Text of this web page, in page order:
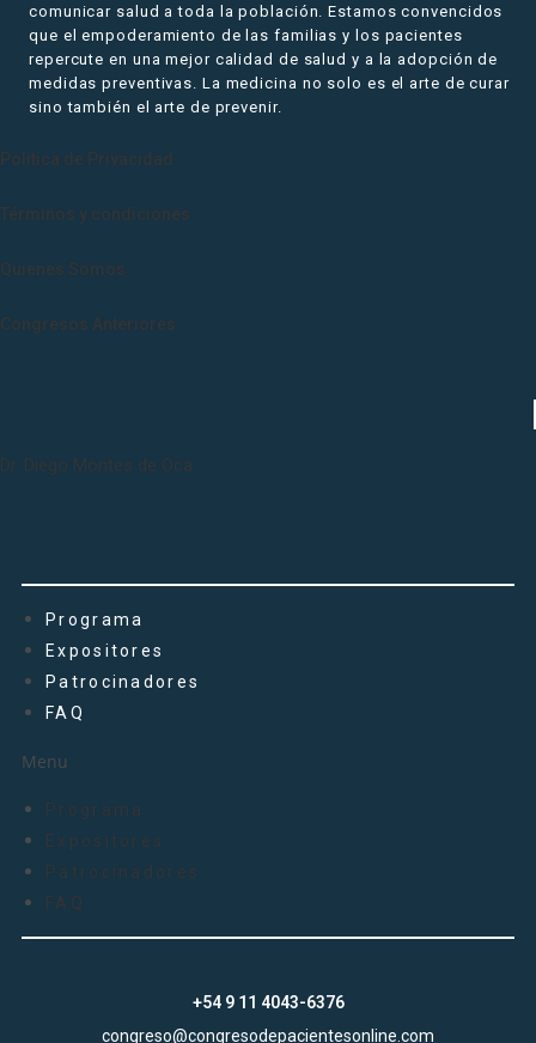
comunicar salud a toda la población. Estamos convencidos
que el empoderamiento de las familias y los pacientes
repercute en una mejor calidad de salud y a la adopción de
medidas preventivas. La medicina no solo es el arte de curar
sino también el arte de prevenir.
Politica de Privacidad
Términos y condiciones
Quienes Somos
Congresos Anteriores
Dr. Diego Montes de Oca
Programa
Expositores
Patrocinadores
FAQ
Menu
Programa
Expositores
Patrocinadores
FAQ
+54 9 11 4043-6376
congreso@congresodepacientesonline.com